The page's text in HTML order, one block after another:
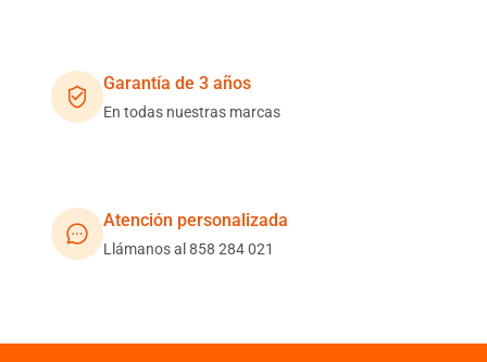
Garantía de 3 años
En todas nuestras marcas
Atención personalizada
Llámanos al 858 284 021